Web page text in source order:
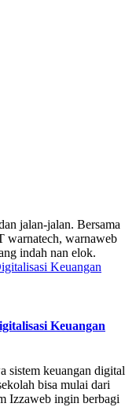
jalan-jalan. Bersama
warnatech, warnaweb
indah nan elok.
Keuangan
sistem keuangan digital
bisa mulai dari
Izzaweb ingin berbagi